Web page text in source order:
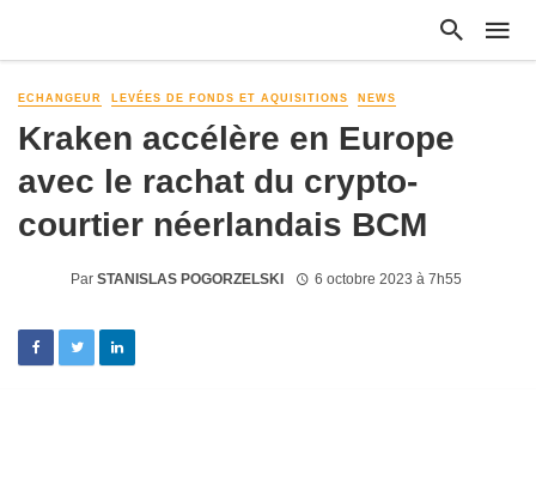
ECHANGEUR LEVÉES DE FONDS ET AQUISITIONS NEWS
Kraken accélère en Europe
avec le rachat du crypto-
courtier néerlandais BCM
Par STANISLAS POGORZELSKI 6 octobre 2023 à 7h55